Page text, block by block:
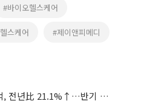
#바이오헬스케어
스케어 #제이앤피메디
보령, 상반기 영업익 440억, 전년比 21.1%↑…반기 역대 최대